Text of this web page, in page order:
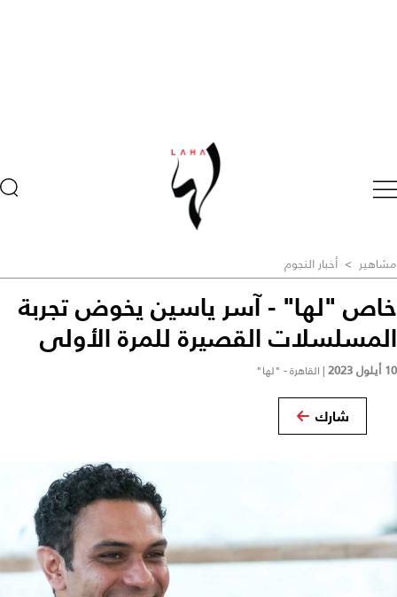
مشاهير > أخبار النجوم
خاص "لها" - آسر ياسين يخوض تجربة
المسلسلات القصيرة للمرة الأولى
10 أيلول 2023 | القاهرة - "لها"
شارك